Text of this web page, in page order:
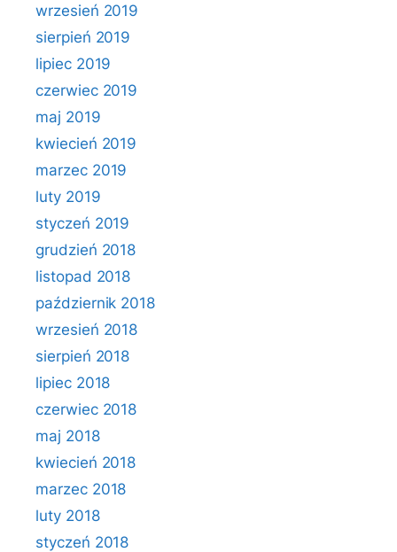
wrzesień 2019
sierpień 2019
lipiec 2019
czerwiec 2019
maj 2019
kwiecień 2019
marzec 2019
luty 2019
styczeń 2019
grudzień 2018
listopad 2018
październik 2018
wrzesień 2018
sierpień 2018
lipiec 2018
czerwiec 2018
maj 2018
kwiecień 2018
marzec 2018
luty 2018
styczeń 2018